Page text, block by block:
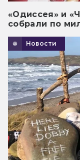
«Одиссея» и
собрали по
Новости